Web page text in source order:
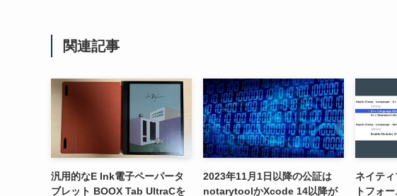
関連記事
汎用的なE Ink電子ペーパータ
ブレット BOOX Tab UltraCを
2023年11月1日以降の公証は
notarytoolかXcode 14以降が
ネイテ
トフォ